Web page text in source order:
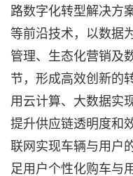
路数字化转型解决方
等前沿技术，以数据
管理、生态化营销及
节，形成高效创新的
用云计算、大数据实
提升供应链透明度和
联网实现车辆与用户
足用户个性化购车与